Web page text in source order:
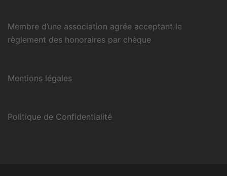
Membre d’une association agrée acceptant le
règlement des honoraires par chèque
Mentions légales
Politique de Confidentialité